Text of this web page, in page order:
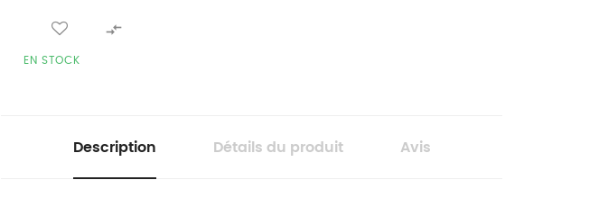

EN STOCK
Description Détails du produit Avis